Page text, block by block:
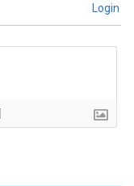
Login